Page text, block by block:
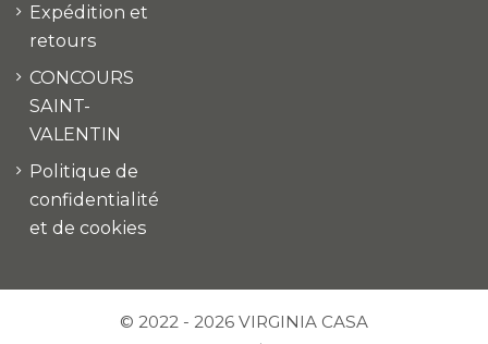
Expédition et
retours
CONCOURS
SAINT-
VALENTIN
Politique de
confidentialité
et de cookies
© 2022 - 2026 VIRGINIA CASA